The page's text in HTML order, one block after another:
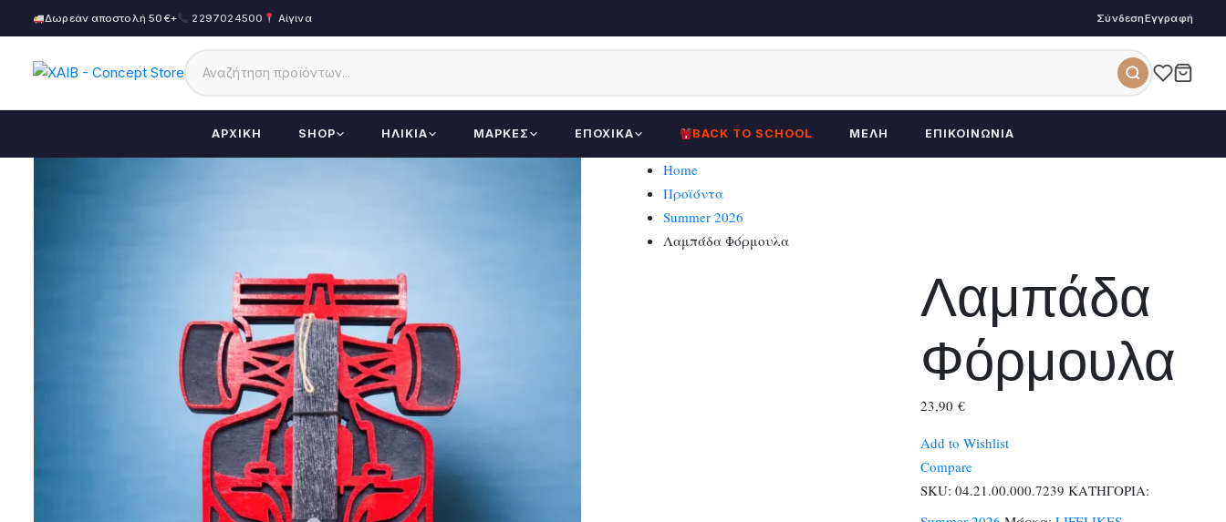
Δωρεάν αποστολή 50€+ 2297024500 Αίγινα ΣύνδεσηΕγγραφή
ΑΡΧΙΚΉ SHOP ΗΛΙΚΊΑ ΜΆΡΚΕΣ ΕΠΟΧΙΚΆ BACK TO SCHOOL ΜΈΛΗ ΕΠΙΚΟΙΝΩΝΊΑ
Home
Προϊόντα
Summer 2026
Λαμπάδα Φόρμουλα
Λαμπάδα
Φόρμουλα
23,90€
Add to Wishlist
Compare
SKU: 04.21.00.000.7239 ΚΑΤΗΓΟΡΙΑ: